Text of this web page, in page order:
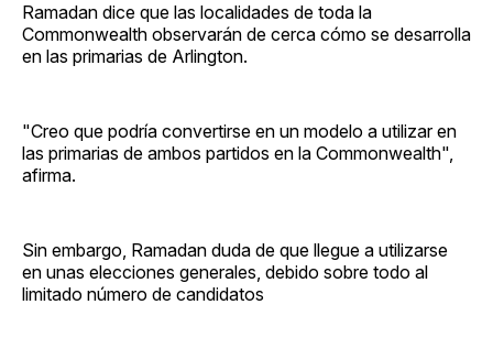
Ramadan dice que las localidades de toda la
Commonwealth observarán de cerca cómo se desarrolla
en las primarias de Arlington.
"Creo que podría convertirse en un modelo a utilizar en
las primarias de ambos partidos en la Commonwealth",
afirma.
Sin embargo, Ramadan duda de que llegue a utilizarse
en unas elecciones generales, debido sobre todo al
limitado número de candidatos